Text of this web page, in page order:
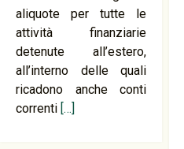
aliquote per tutte le
attività finanziarie
detenute all’estero,
all’interno delle quali
ricadono anche conti
correnti […]